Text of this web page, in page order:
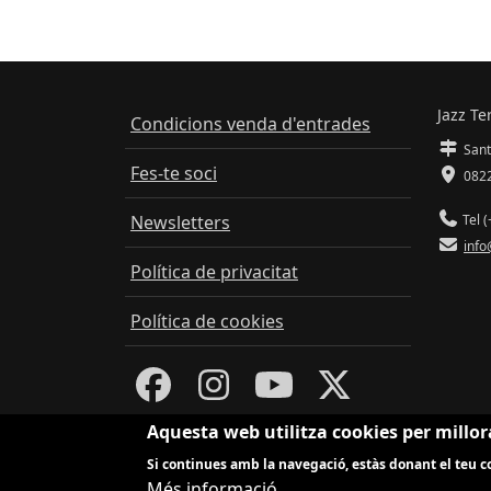
Condicions venda d'entrades
Fes-te soci
Newsletters
Política de privacitat
Política de cookies
Jazz
Tel
Aquesta web utilitza cookies per
Si continues amb la navegació, estàs donant el teu